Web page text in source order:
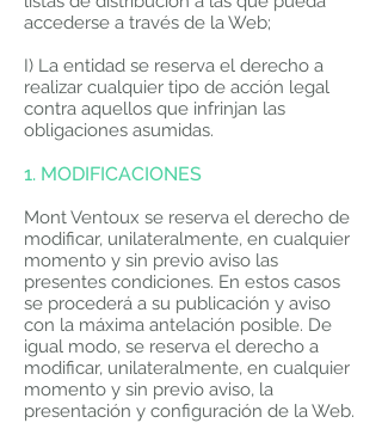
accederse a través de la Web;
I) La entidad se reserva el derecho a
realizar cualquier tipo de acción legal
contra aquellos que infrinjan las
obligaciones asumidas.
1. MODIFICACIONES
Mont Ventoux se reserva el derecho de
modificar, unilateralmente, en cualquier
momento y sin previo aviso las
presentes condiciones. En estos casos
se procederá a su publicación y aviso
con la máxima antelación posible. De
igual modo, se reserva el derecho a
modificar, unilateralmente, en cualquier
momento y sin previo aviso, la
presentación y configuración de la Web.